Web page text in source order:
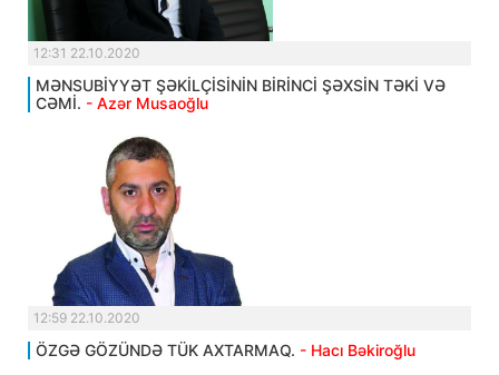
12:31 22.10.2020
MƏNSUBİYYƏT ŞƏKİLÇİSİNİN BİRİNCİ ŞƏXSİN TƏKİ VƏ
CƏMİ. - Azər Musaoğlu
12:59 22.10.2020
ÖZGƏ GÖZÜNDƏ TÜK AXTARMAQ. - Hacı Bəkiroğlu